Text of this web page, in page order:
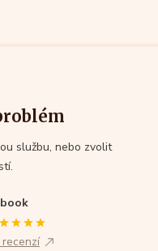
službu, nebo zvolit
recenzí